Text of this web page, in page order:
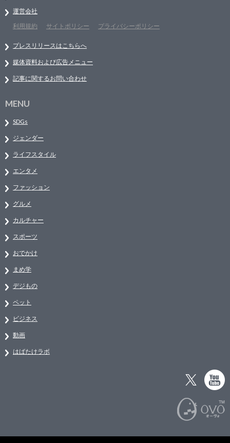
運営会社
利用規約
サイトポリシー プライバシーポリシー
プレスリリースはこちらへ
媒体資料および広告メニュー
記事に関するお問い合わせ
MENU
SDGs
ジェンダー
ライフスタイル
エンタメ
ファッション
グルメ
カルチャー
スポーツ
おでかけ
まめ学
デジもの
ペット
ビジネス
動画
はばたけラボ